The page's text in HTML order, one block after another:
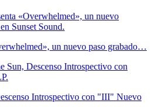
un nuevo paso grabado…
Introspectivo con "III" Nuevo